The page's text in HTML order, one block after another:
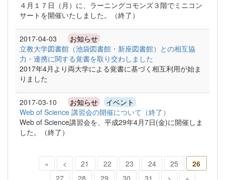
４月１７日（月）に、ラーニングコモンズ３階でミニコン
サートを開催いたしました。（終了）
2017-04-03 お知らせ
立教大学図書館（池袋図書館・新座図書館）との相互協
力・連携に関する覚書を取り交わしました
2017年4月より両大学による覚書に基づく相互利用が始ま
りました
2017-03-10 お知らせ イベント
Web of Science 講習会の開催について（終了）
Web of Science講習会を、平成29年4月7日(金)に開催しま
した。（終了）
« < 21 22 23 24 25
26
27
28 29 30 31 > »